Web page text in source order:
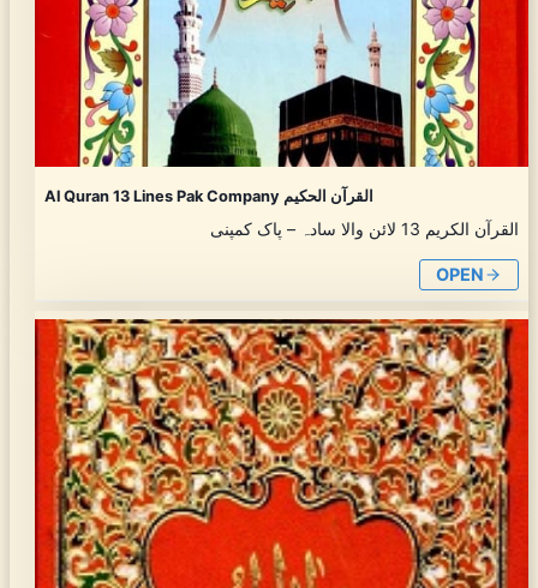
Al Quran 13 Lines Pak Company القرآن الحکیم
القرآن الکریم 13 لائن والا سادہ – پاک کمپنی
OPEN